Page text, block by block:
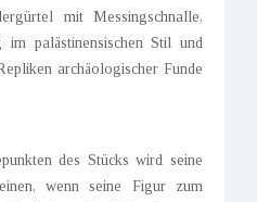
mit Messingschnalle,
im palästinensischen Stil und
archäologischer Funde
des Stücks wird seine
wenn seine Figur zum